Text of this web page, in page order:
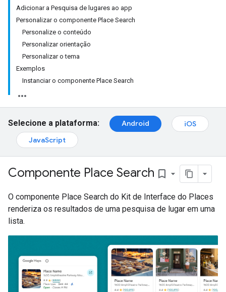
Adicionar a Pesquisa de lugares ao app
Personalizar o componente Place Search
Personalize o conteúdo
Personalizar orientação
Personalizar o tema
Exemplos
Instanciar o componente Place Search
Selecione a plataforma: Android
iOS
JavaScript
Componente Place Search bookmark_border
O componente Place Search do Kit de Interface do Places
renderiza os resultados de uma pesquisa de lugar em uma
lista.